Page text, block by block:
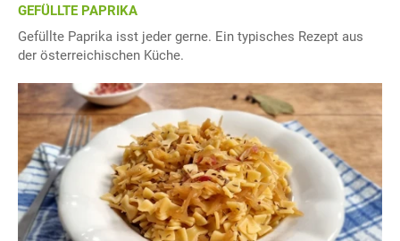
GEFÜLLTE PAPRIKA
Gefüllte Paprika isst jeder gerne. Ein typisches Rezept aus
der österreichischen Küche.